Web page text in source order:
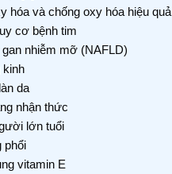
hóa và chống oxy hóa hiệu quả
cơ bệnh tim
nhiễm mỡ (NAFLD)
kinh
da
nhận thức
lớn tuổi
phổi
vitamin E